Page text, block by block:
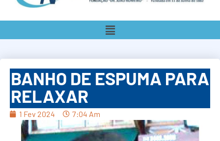
BANHO DE ESPUMA PARA
RELAXAR
1 Fev 2024 7:04 Am